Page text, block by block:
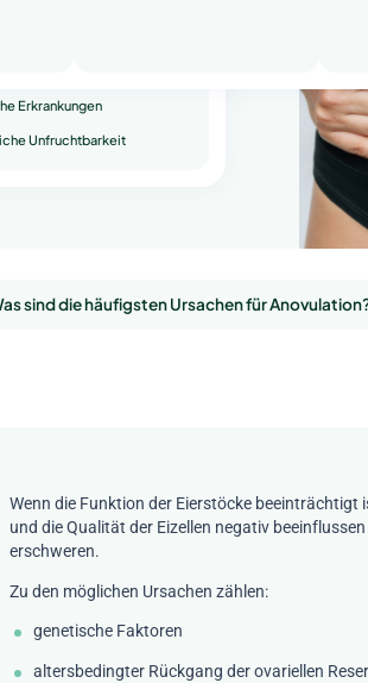
Fehlgeburten
Erkrankungen
Unfruchtbarkeit
sind die häufigsten Ursachen für
Wenn die Funktion der Eierstöcke beeinträchtigt
und die Qualität der Eizellen negativ
erschweren.
Zu den möglichen Ursachen zählen:
genetische Faktoren
altersbedingter Rückgang der ovariellen